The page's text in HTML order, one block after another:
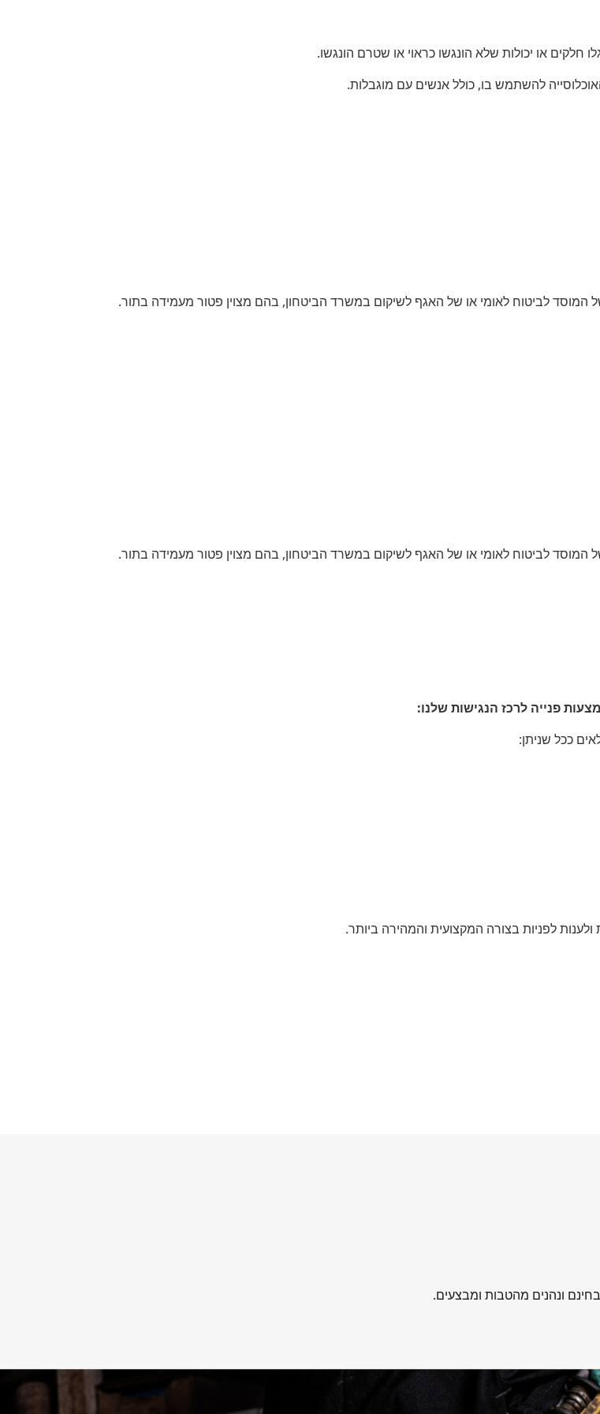
חלקים או יכולות שלא הונגשו כראוי או שטרם הונגשו.
להשתמש בו, כולל אנשים עם מוגבלות.
לביטוח לאומי או של האגף לשיקום במשרד הביטחון, בהם מצוין פטור מעמידה בתור.
לביטוח לאומי או של האגף לשיקום במשרד הביטחון, בהם מצוין פטור מעמידה בתור.
פנייה לרכז הנגישות שלנו:
ככל שניתן:
לפניות בצורה המקצועית והמהירה ביותר.
ונהנים מהטבות ומבצעים.